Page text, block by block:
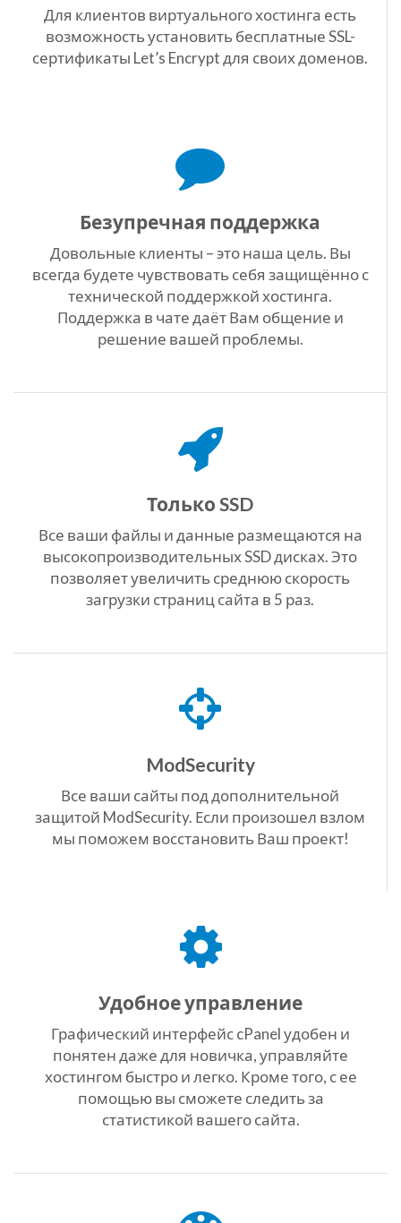
Для клиентов виртуального хостинга есть
возможность установить бесплатные SSL-
сертификаты Let’s Encrypt для своих доменов.
Безупречная поддержка
Довольные клиенты – это наша цель. Вы
всегда будете чувствовать себя защищённо с
технической поддержкой хостинга.
Поддержка в чате даёт Вам общение и
решение вашей проблемы.
Только SSD
Все ваши файлы и данные размещаются на
высокопроизводительных SSD дисках. Это
позволяет увеличить среднюю скорость
загрузки страниц сайта в 5 раз.
ModSecurity
Все ваши сайты под дополнительной
защитой ModSecurity. Если произошел взлом
мы поможем восстановить Ваш проект!
Удобное управление
Графический интерфейс cPanel удобен и
понятен даже для новичка, управляйте
хостингом быстро и легко. Кроме того, с ее
помощью вы сможете следить за
статистикой вашего сайта.